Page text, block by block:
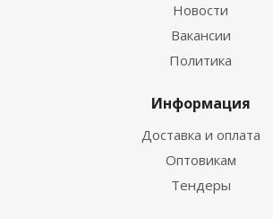
Новости
Вакансии
Политика
Информация
Доставка и оплата
Оптовикам
Тендеры